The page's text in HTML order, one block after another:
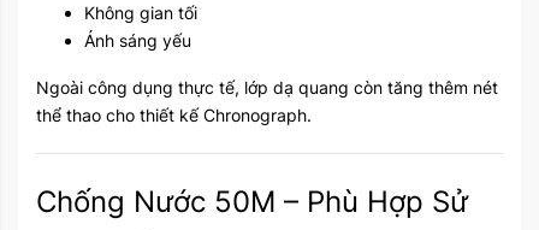
Không gian tối
Ánh sáng yếu
Ngoài công dụng thực tế, lớp dạ quang còn tăng thêm nét
thể thao cho thiết kế Chronograph.
Chống Nước 50M – Phù Hợp Sử